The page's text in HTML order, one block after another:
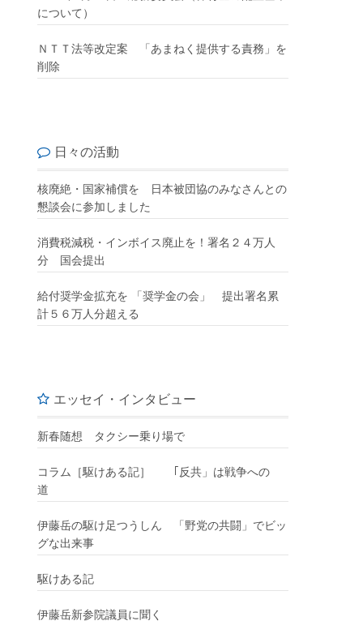
について）
ＮＴＴ法等改定案 「あまねく提供する責務」を
削除
日々の活動
核廃絶・国家補償を 日本被団協のみなさんとの
懇談会に参加しました
消費税減税・インボイス廃止を！署名２４万人
分 国会提出
給付奨学金拡充を 「奨学金の会」 提出署名累
計５６万人分超える
エッセイ・インタビュー
新春随想 タクシー乗り場で
コラム［駆けある記］ ｢反共」は戦争への
道
伊藤岳の駆け足つうしん 「野党の共闘」でビッ
グな出来事
駆けある記
伊藤岳新参院議員に聞く